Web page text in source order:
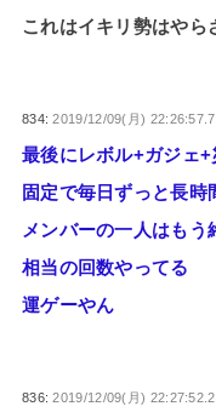
これはイキリ勢はやら
834:2019/12/09(月)
最後にレボル+ガジェ
固定で毎日ずっと長時
メンバーの一人はも
相当の回数やってる
運ゲーやん
836:2019/12/09(月)